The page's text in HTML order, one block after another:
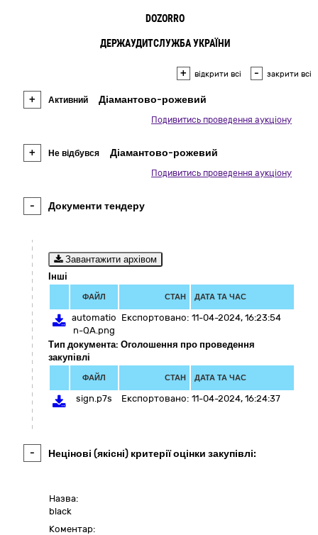
DOZORRO
ДЕРЖАУДИТСЛУЖБА УКРАЇНИ
+ відкрити всі - закрити всі
+ Активний Діамантово-рожевий
Подивитись проведення аукціону
+ Не відбувся Діамантово-рожевий
Подивитись проведення аукціону
- Документи тендеру
Завантажити архівом
Інші
ФАЙЛ СТАН ДАТА ТА ЧАС
automatio
n-QA.png
Експортовано: 11-04-2024, 16:23:54
Тип документа: Оголошення про проведення
закупівлі
ФАЙЛ СТАН ДАТА ТА ЧАС
sign.p7s Експортовано: 11-04-2024, 16:24:37
- Нецінові (якісні) критерії оцінки закупівлі:
Назва:
black
Коментар: